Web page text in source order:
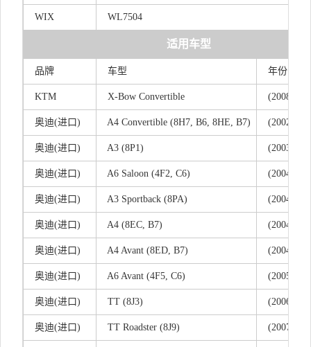
WIX WL7504
适用车型
品牌 车型 年份
KTM X-Bow Convertible (2008/07
奥迪(进口) A4 Convertible (8H7, B6, 8HE, B7) (2002/04
奥迪(进口) A3 (8P1) (2003/05
奥迪(进口) A6 Saloon (4F2, C6) (2004/05
奥迪(进口) A3 Sportback (8PA) (2004/09
奥迪(进口) A4 (8EC, B7) (2004/11
奥迪(进口) A4 Avant (8ED, B7) (2004/11
奥迪(进口) A6 Avant (4F5, C6) (2005/03
奥迪(进口) TT (8J3) (2006/08
奥迪(进口) TT Roadster (8J9) (2007/03